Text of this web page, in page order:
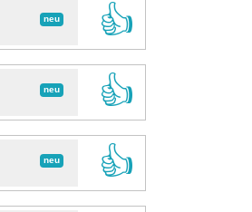
neu
👍
neu
👍
neu
👍